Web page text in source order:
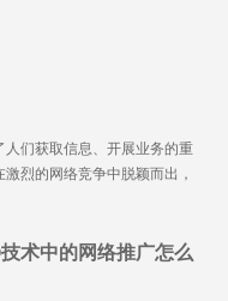
们获取信息、开展业务的重
烈的网络竞争中脱颖而出，
术中的网络推广怎么